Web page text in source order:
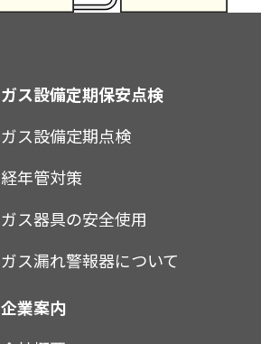
ガス設備定期保安点検
ガス設備定期点検
経年管対策
ガス器具の安全使用
ガス漏れ警報器について
企業案内